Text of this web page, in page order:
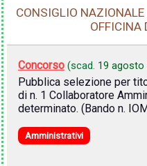
CONSIGLIO NAZIONALE
OFFICINA
Concorso (scad. 19 agosto
Pubblica selezione per
di n. 1 Collaboratore
determinato. (Bando n.
Amministrativi